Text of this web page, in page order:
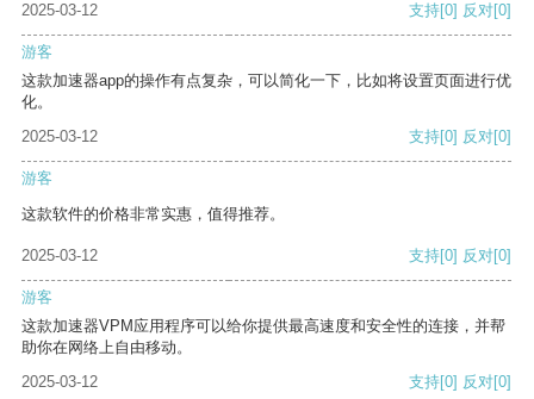
2025-03-12 支持[0] 反对[0]
游客
这款加速器app的操作有点复杂，可以简化一下，比如将设置页面进行优
化。
2025-03-12
支持[0] 反对[0]
游客
这款软件的价格非常实惠，值得推荐。
2025-03-12 支持[0] 反对[0]
游客
这款加速器VPM应用程序可以给你提供最高速度和安全性的连接，并帮
助你在网络上自由移动。
2025-03-12
支持[0] 反对[0]